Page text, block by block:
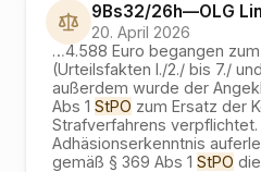
9Bs32/26h—OLG
20. April 2026
…4.588 Euro begangen
(Urteilsfakten I./2./ bis 7./
außerdem wurde der
Abs 1 StPO zum Ersatz der
Strafverfahrens verpflichtet.
Adhäsionserkenntnis
gemäß § 369 Abs 1 StPO